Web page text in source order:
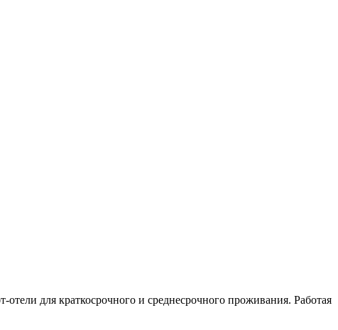
для краткосрочного и среднесрочного проживания. Работая